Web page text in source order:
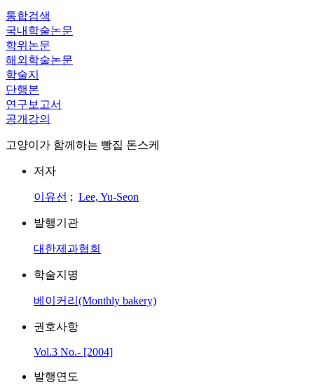
통합검색
국내학술논문
학위논문
해외학술논문
학술지
단행본
연구보고서
공개강의
고양이가 함께하는 빵집 돈스케
저자
이유선 ; Lee, Yu-Seon
발행기관
대한제과협회
학술지명
베이커리(Monthly bakery)
권호사항
Vol.3 No.- [2004]
발행연도